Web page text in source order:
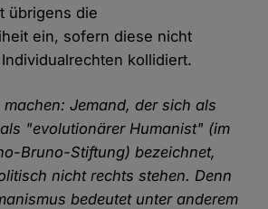
übrigens die
ein, sofern diese nicht
kollidiert.
Jemand, der sich als
"evolutionärer Humanist" (im
Bruno-Stiftung) bezeichnet,
nicht rechts stehen. Denn
bedeutet unter anderem